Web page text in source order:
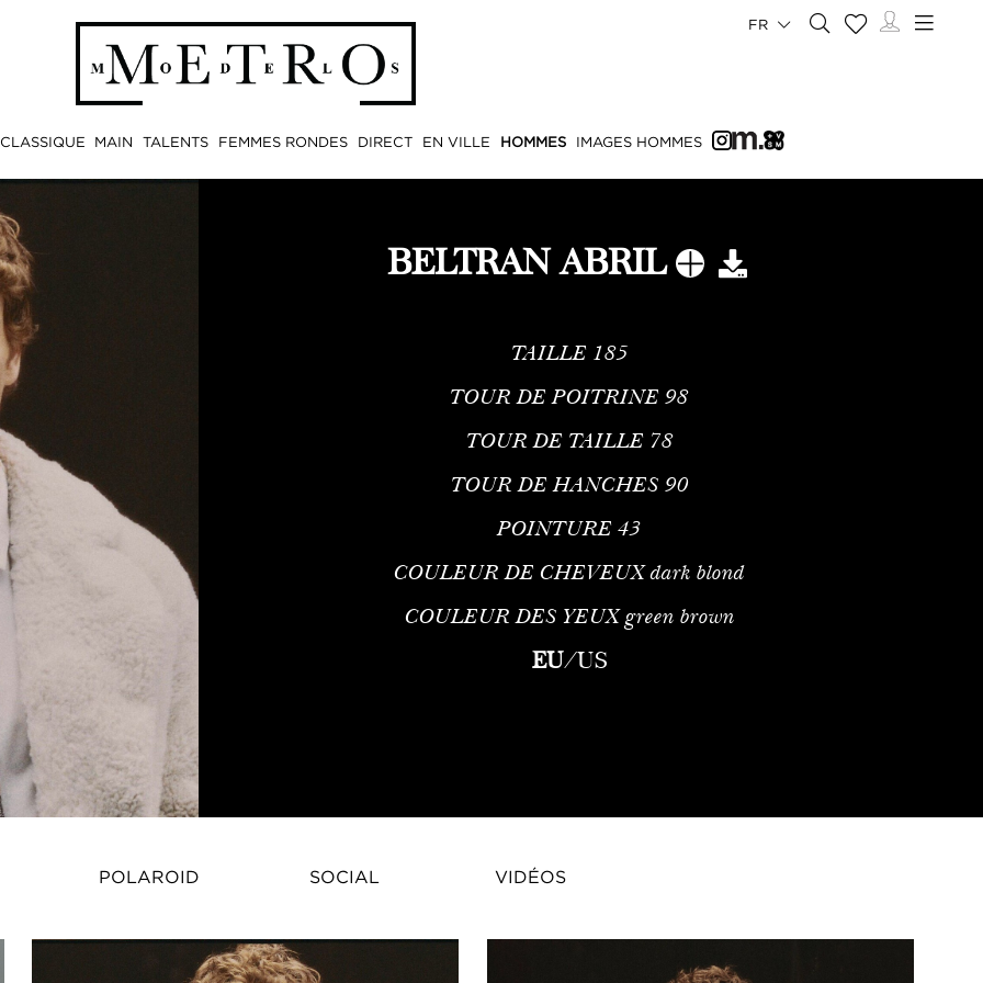
CLASSIQUE MAIN TALENTS FEMMES RONDES DIRECT EN VILLE HOMMES IMAGES HOMMES
FR
BELTRAN ABRIL
TAILLE 185
TOUR DE POITRINE 98
TOUR DE TAILLE 78
TOUR DE HANCHES 90
POINTURE 43
COULEUR DE CHEVEUXdark blond
COULEUR DES YEUXgreen brown
EU/US
POLAROID SOCIAL VIDÉOS